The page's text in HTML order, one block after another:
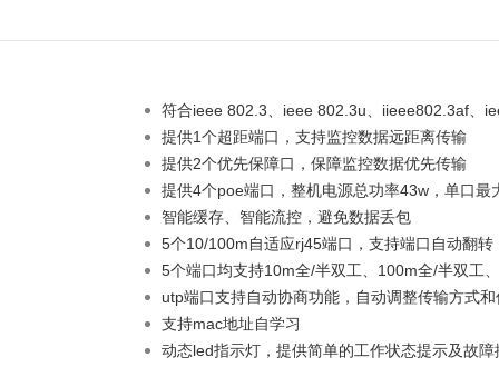
符合ieee 802.3、ieee 802.3u、iieee802.3af、
提供1个超距端口，支持监控数据远距离传输
提供2个优先保障口，保障监控数据优先传输
提供4个poe端口，整机电源总功率43w，单口最
智能缓存、智能流控，避免数据丢包
5个10/100m自适应rj45端口，支持端口自动翻
5个端口均支持10m全/半双工、100m全/半双工
utp端口支持自动协商功能，自动调整传输方式
支持mac地址自学习
动态led指示灯，提供简单的工作状态提示及故障